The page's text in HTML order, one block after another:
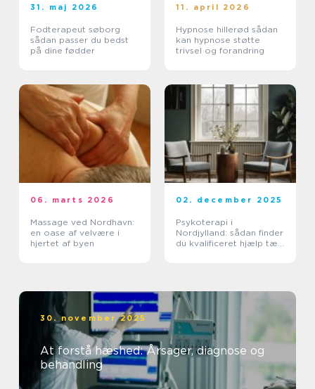
31. maj 2026
Fodterapeut søborg
sådan passer du bedst
på dine fødder
11. april 2026
Hypnose hillerød sådan
kan hypnose støtte
trivsel og forandring
06. marts 2026
Massage ved Nordhavn:
en oase af velvære i
hjertet af byen
02. december 2025
Psykoterapi i
Nordjylland: sådan finder
du kvalificeret hjælp tæt
30. november 2025
At forstå hæshed: Årsager, diagnose og
behandling